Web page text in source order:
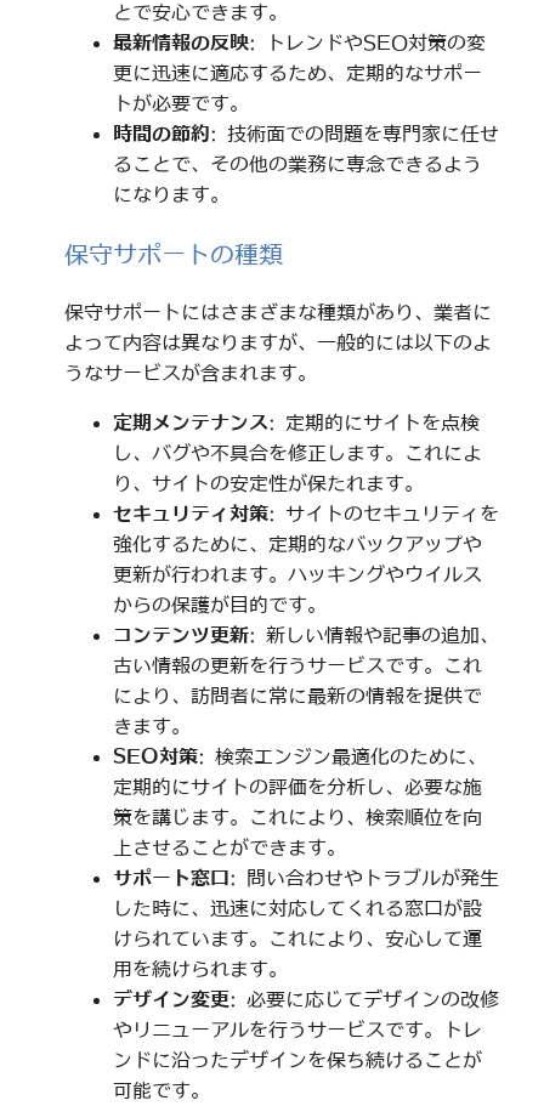
とで安心できます。
最新情報の反映: トレンドやSEO対策の変
更に迅速に適応するため、定期的なサポー
トが必要です。
時間の節約: 技術面での問題を専門家に任せ
ることで、その他の業務に専念できるよう
になります。
保守サポートの種類
保守サポートにはさまざまな種類があり、業者に
よって内容は異なりますが、一般的には以下のよ
うなサービスが含まれます。
定期メンテナンス: 定期的にサイトを点検
し、バグや不具合を修正します。これによ
り、サイトの安定性が保たれます。
セキュリティ対策: サイトのセキュリティを
強化するために、定期的なバックアップや
更新が行われます。ハッキングやウイルス
からの保護が目的です。
コンテンツ更新: 新しい情報や記事の追加、
古い情報の更新を行うサービスです。これ
により、訪問者に常に最新の情報を提供で
きます。
SEO対策: 検索エンジン最適化のために、
定期的にサイトの評価を分析し、必要な施
策を講じます。これにより、検索順位を向
上させることができます。
サポート窓口 : 問い合わせやトラブルが発生
した時に、迅速に対応してくれる窓口が設
けられています。これにより、安心して運
用を続けられます。
デザイン変更: 必要に応じてデザインの改修
やリニューアルを行うサービスです。トレ
ンドに沿ったデザインを保ち続けることが
可能です。